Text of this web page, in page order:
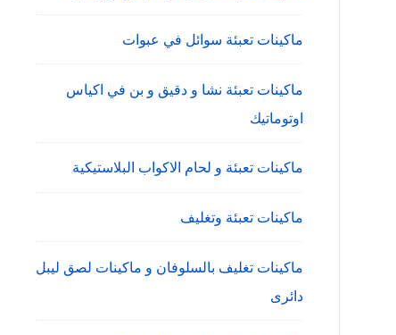
ماكينات تعبئة سوائل في عبوات
ماكينات تعبئة نشا و دقيق و بن في اكياس
اوتوماتيك
ماكينات تعبئة و لحام الاكواب البلاستيكية
ماكينات تعبئة وتغليف
ماكينات تغليف بالسلوفان و ماكينات لصق ليبل
دائرى